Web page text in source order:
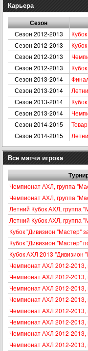
Карьера
Сезон
Сезон 2012-2013
Сезон 2012-2013
Сезон 2012-2013
Сезон 2012-2013
Сезон 2013-2014
Сезон 2013-2014
Сезон 2013-2014
Сезон 2013-2014
Сезон 2014-2015
Сезон 2014-2015
Все матчи игрока
Чемпионат АХЛ, группа
Чемпионат АХЛ, группа
Летний Кубок АХЛ, группа
Летний Кубок АХЛ, группа
Кубок "Дивизион "Мастер"
Кубок "Дивизион "Мастер"
Кубок АХЛ 2013 "Дивизион
Чемпионат АХЛ 2012-2013,
Чемпионат АХЛ 2012-2013,
Чемпионат АХЛ 2012-2013,
Чемпионат АХЛ 2012-2013,
Чемпионат АХЛ 2012-2013,
Чемпионат АХЛ 2012-2013,
Чемпионат АХЛ 2012-2013,
Чемпионат АХЛ 2012-2013,